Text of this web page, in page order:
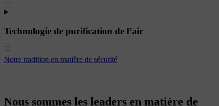
Technologie de purification de l’air
Notre tradition en matière de sécurité
Nous sommes les leaders en matière de